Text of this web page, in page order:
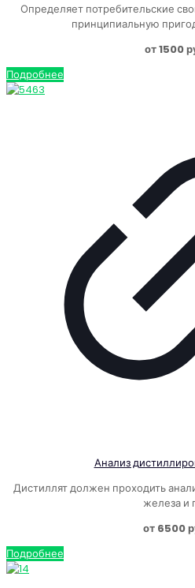
Определяет потребительские
принципиальную
от 1500
Подробнее
Анализ
Дистиллят должен проходить
железа и
от 6500
Подробнее